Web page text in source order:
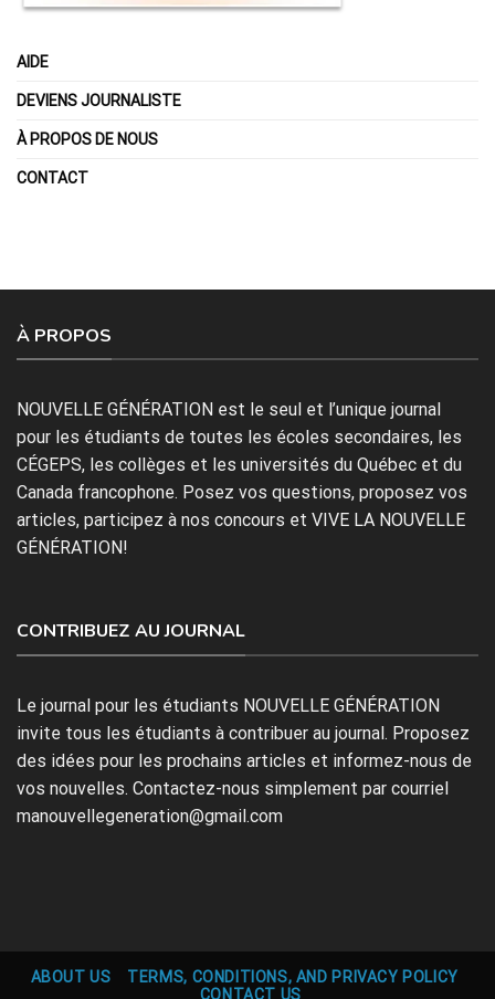
AIDE
DEVIENS JOURNALISTE
À PROPOS DE NOUS
CONTACT
À PROPOS
NOUVELLE GÉNÉRATION est le seul et l’unique journal
pour les étudiants de toutes les écoles secondaires, les
CÉGEPS, les collèges et les universités du Québec et du
Canada francophone. Posez vos questions, proposez vos
articles, participez à nos concours et VIVE LA NOUVELLE
GÉNÉRATION!
CONTRIBUEZ AU JOURNAL
Le journal pour les étudiants NOUVELLE GÉNÉRATION
invite tous les étudiants à contribuer au journal. Proposez
des idées pour les prochains articles et informez-nous de
vos nouvelles. Contactez-nous simplement par courriel
manouvellegeneration@gmail.com
ABOUT US
TERMS, CONDITIONS, AND PRIVACY POLICY
CONTACT US